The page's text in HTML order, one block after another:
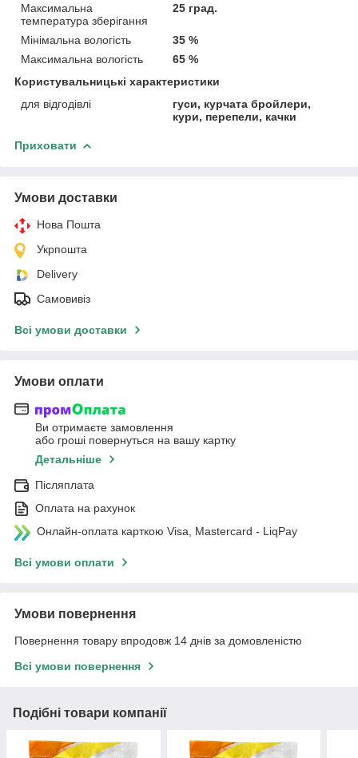
Максимальна
температура зберігання
25 град.
Мінімальна вологість
35 %
Максимальна вологість
65 %
Користувальницькі характеристики
для відгодівлі
гуси, курчата бройлери,
кури, перепели, качки
Приховати
Умови доставки
Нова Пошта
Укрпошта
Delivery
Самовивіз
Всі умови доставки
Умови оплати
Ви отримаєте замовлення
або гроші повернуться на вашу картку
Детальніше
Післяплата
Оплата на рахунок
Онлайн-оплата карткою Visa, Mastercard - LiqPay
Всі умови оплати
Умови повернення
Повернення товару впродовж 14 днів за домовленістю
Всі умови повернення
Подібні товари компанії